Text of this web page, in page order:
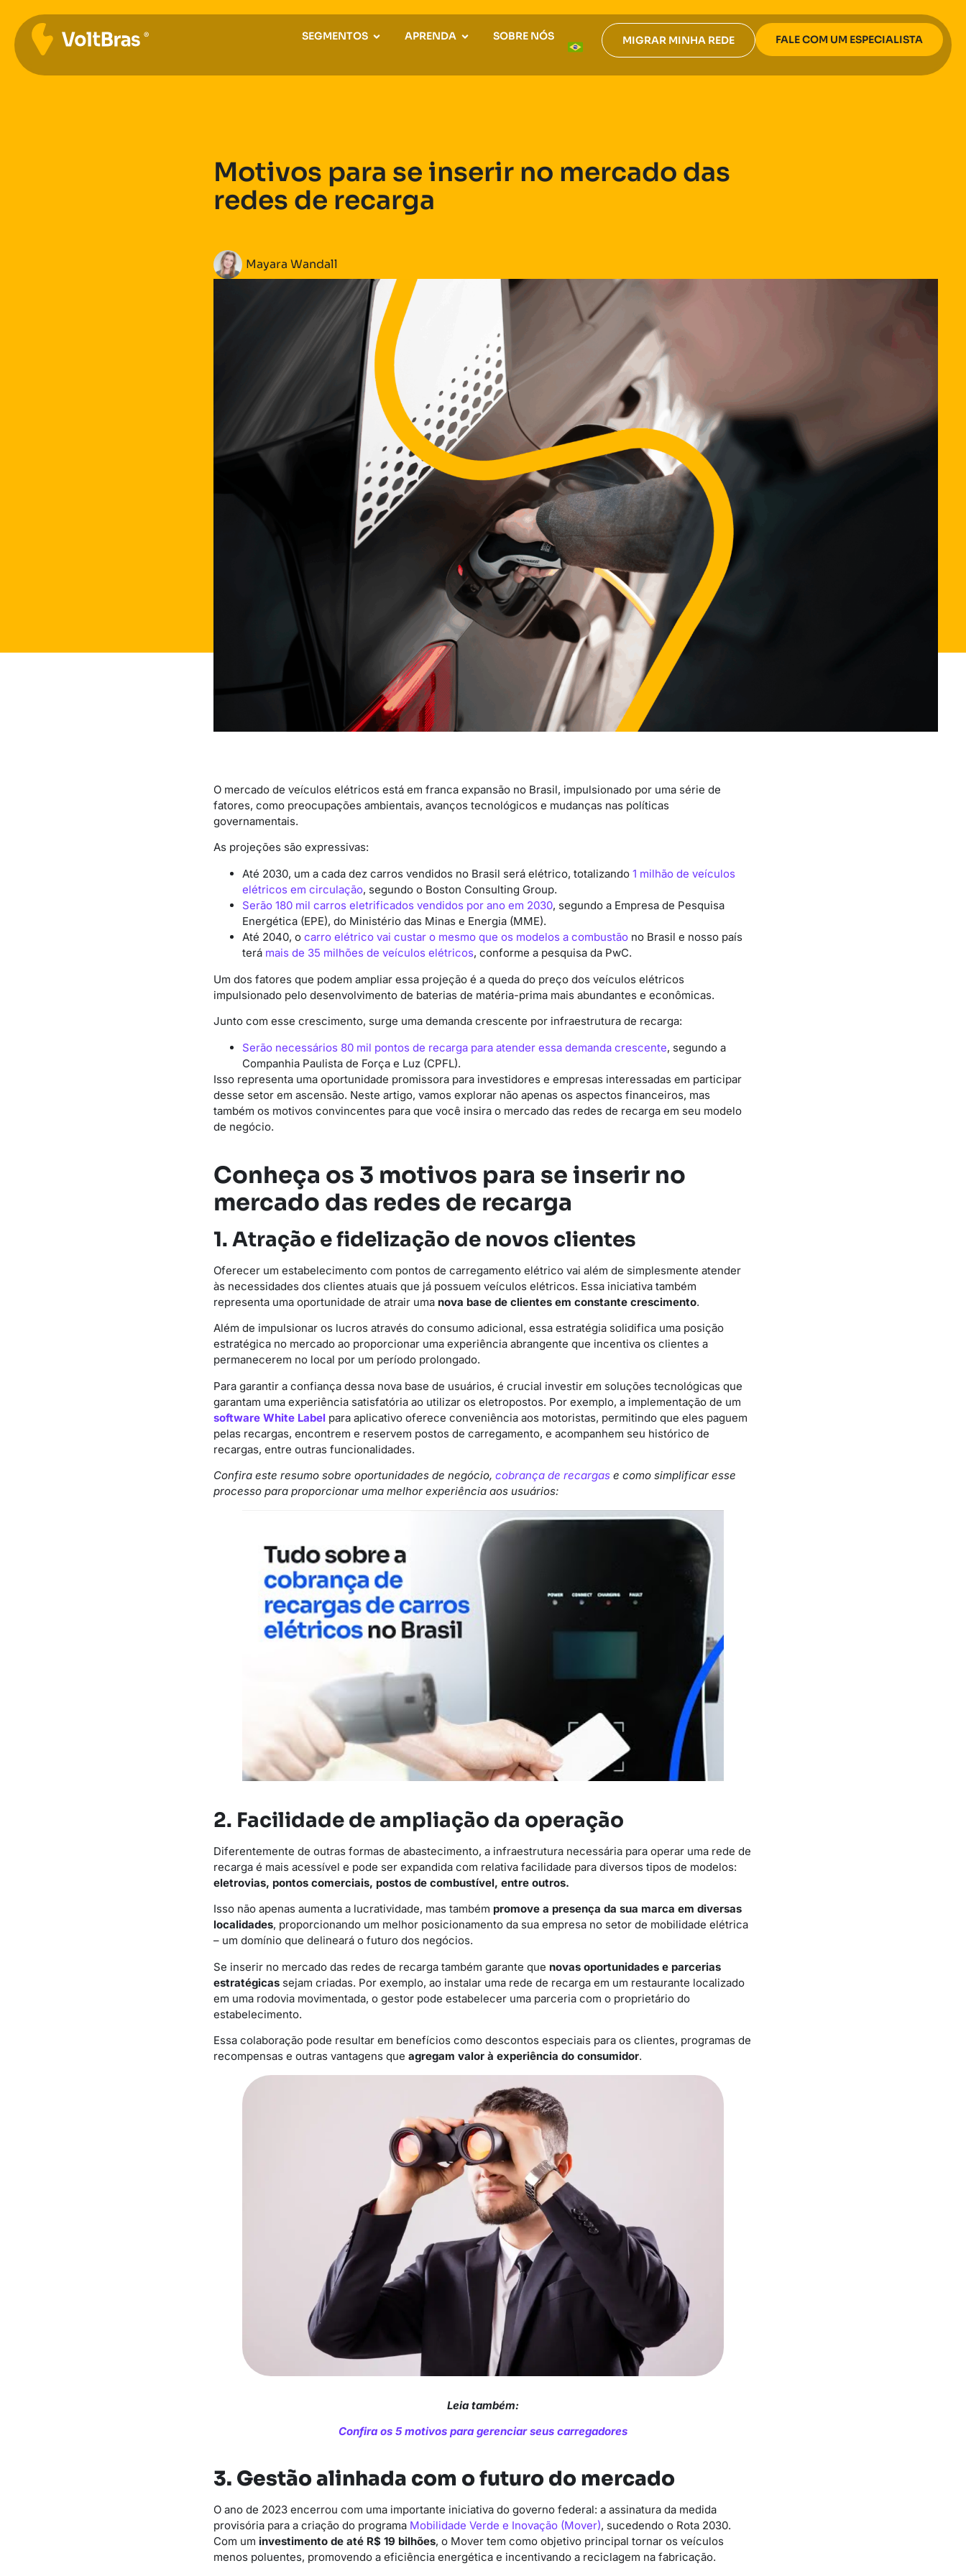
SEGMENTOS APRENDA SOBRE NÓS MIGRAR MINHA REDE FALE COM UM ESPECIALISTA
Motivos para se inserir no mercado das
redes de recarga
Mayara Wandall
O mercado de veículos elétricos está em franca expansão no Brasil, impulsionado por uma série de
fatores, como preocupações ambientais, avanços tecnológicos e mudanças nas políticas
governamentais.
As projeções são expressivas:
Até 2030, um a cada dez carros vendidos no Brasil será elétrico, totalizando 1 milhão de veículos
elétricos em circulação, segundo o Boston Consulting Group.
Serão 180 mil carros eletrificados vendidos por ano em 2030, segundo a Empresa de Pesquisa
Energética (EPE), do Ministério das Minas e Energia (MME).
Até 2040, o carro elétrico vai custar o mesmo que os modelos a combustão no Brasil e nosso país
terá mais de 35 milhões de veículos elétricos, conforme a pesquisa da PwC.
Um dos fatores que podem ampliar essa projeção é a queda do preço dos veículos elétricos
impulsionado pelo desenvolvimento de baterias de matéria-prima mais abundantes e econômicas.
Junto com esse crescimento, surge uma demanda crescente por infraestrutura de recarga:
Serão necessários 80 mil pontos de recarga para atender essa demanda crescente, segundo a
Companhia Paulista de Força e Luz (CPFL).
Isso representa uma oportunidade promissora para investidores e empresas interessadas em participar
desse setor em ascensão. Neste artigo, vamos explorar não apenas os aspectos financeiros, mas
também os motivos convincentes para que você insira o mercado das redes de recarga em seu modelo
de negócio.
Conheça os 3 motivos para se inserir no
mercado das redes de recarga
1. Atração e fidelização de novos clientes
Oferecer um estabelecimento com pontos de carregamento elétrico vai além de simplesmente atender
às necessidades dos clientes atuais que já possuem veículos elétricos. Essa iniciativa também
representa uma oportunidade de atrair uma nova base de clientes em constante crescimento.
Além de impulsionar os lucros através do consumo adicional, essa estratégia solidifica uma posição
estratégica no mercado ao proporcionar uma experiência abrangente que incentiva os clientes a
permanecerem no local por um período prolongado.
Para garantir a confiança dessa nova base de usuários, é crucial investir em soluções tecnológicas que
garantam uma experiência satisfatória ao utilizar os eletropostos. Por exemplo, a implementação de um
software White Label para aplicativo oferece conveniência aos motoristas, permitindo que eles paguem
pelas recargas, encontrem e reservem postos de carregamento, e acompanhem seu histórico de
recargas, entre outras funcionalidades.
Confira este resumo sobre oportunidades de negócio, cobrança de recargas e como simplificar esse
processo para proporcionar uma melhor experiência aos usuários:
2. Facilidade de ampliação da operação
Diferentemente de outras formas de abastecimento, a infraestrutura necessária para operar uma rede de
recarga é mais acessível e pode ser expandida com relativa facilidade para diversos tipos de modelos:
eletrovias, pontos comerciais, postos de combustível, entre outros.
Isso não apenas aumenta a lucratividade, mas também promove a presença da sua marca em diversas
localidades, proporcionando um melhor posicionamento da sua empresa no setor de mobilidade elétrica
– um domínio que delineará o futuro dos negócios.
Se inserir no mercado das redes de recarga também garante que novas oportunidades e parcerias
estratégicas sejam criadas. Por exemplo, ao instalar uma rede de recarga em um restaurante localizado
em uma rodovia movimentada, o gestor pode estabelecer uma parceria com o proprietário do
estabelecimento.
Essa colaboração pode resultar em benefícios como descontos especiais para os clientes, programas de
recompensas e outras vantagens que agregam valor à experiência do consumidor.
Leia também:
Confira os 5 motivos para gerenciar seus carregadores
3. Gestão alinhada com o futuro do mercado
O ano de 2023 encerrou com uma importante iniciativa do governo federal: a assinatura da medida
provisória para a criação do programa Mobilidade Verde e Inovação (Mover), sucedendo o Rota 2030.
Com um investimento de até R$ 19 bilhões, o Mover tem como objetivo principal tornar os veículos
menos poluentes, promovendo a eficiência energética e incentivando a reciclagem na fabricação.